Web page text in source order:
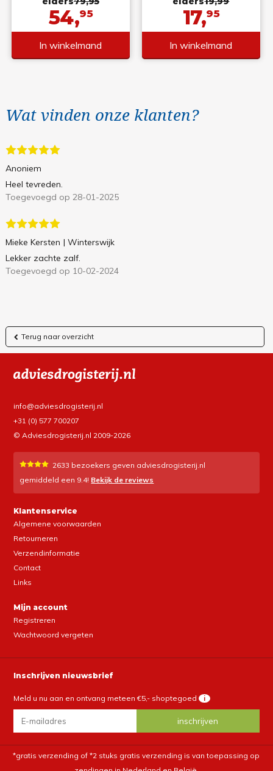
54,95
In winkelmand
17,95
In winkelmand
Wat vinden onze klanten?
Anoniem
Heel tevreden.
Toegevoegd op 28-01-2025
Mieke Kersten | Winterswijk
Lekker zachte zalf.
Toegevoegd op 10-02-2024
Terug naar overzicht
info@adviesdrogisterij.nl
+31 (0) 577 700207
© Adviesdrogisterij.nl 2009-2026
2633 bezoekers geven adviesdrogisterij.nl
gemiddeld een 9.4! Bekijk de reviews
Klantenservice
Algemene voorwaarden
Retourneren
Verzendinformatie
Contact
Links
Mijn account
Registreren
Wachtwoord vergeten
Inschrijven nieuwsbrief
Meld u nu aan en ontvang meteen €5,- shoptegoed i
*gratis verzending of *2 stuks gratis verzending is van toepassing op